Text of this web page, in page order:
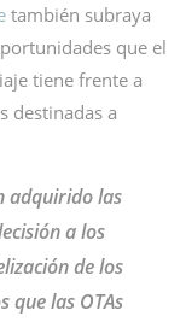
también subraya
que el
tiene frente a
destinadas a
adquirido las
a los
de los
que las OTAs